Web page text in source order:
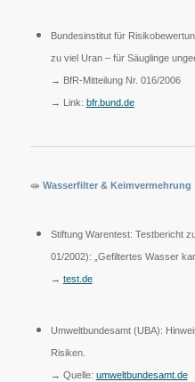
Bundesinstitut für
zu viel Uran – für Säuglinge
→ BfR-Mitteilung Nr. 016/2006
→ Link: bfr.bund.de
🧫 Wasserfilter & Keimvermehrung
Stiftung Warentest: Testbericht
01/2002): „Gefiltertes Wasser
→ test.de
Umweltbundesamt (UBA):
Risiken.
→ Quelle: umweltbundesamt.de